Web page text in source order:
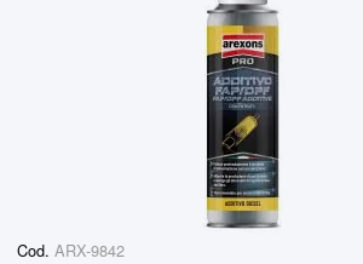
Cod. ARX-9842